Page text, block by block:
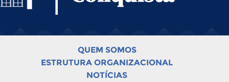
QUEM SOMOS
ESTRUTURA ORGANIZACIONAL
NOTÍCIAS